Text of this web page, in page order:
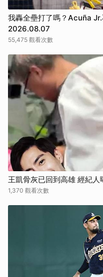
我轟全壘打了嗎？Acuña Jr.
2026.08.07
55,475 觀看次數
王凱骨灰已回到高雄 經紀人
1,370 觀看次數